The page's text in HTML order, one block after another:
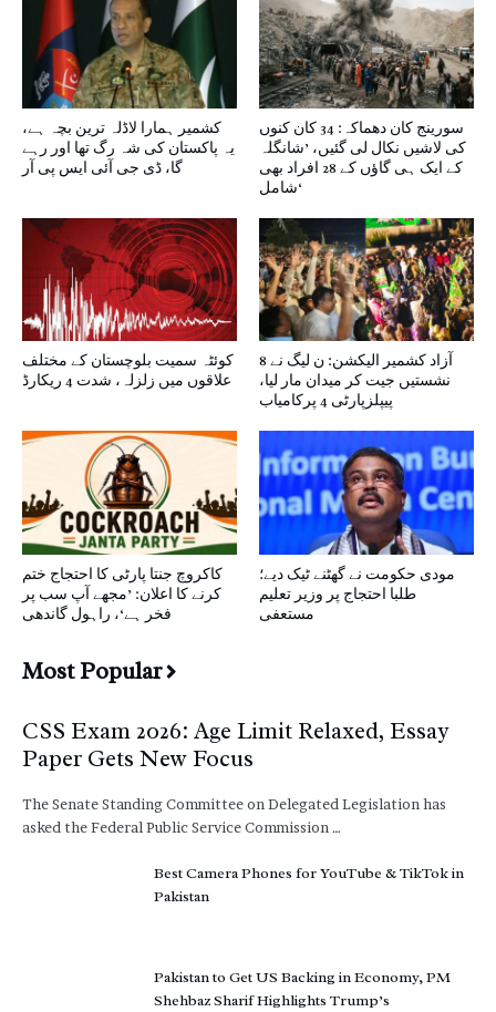
کشمیر ہمارا لاڈلہ ترین بچہ ہے،
یہ پاکستان کی شہ رگ تھا اور رہے
گا، ڈی جی آئی ایس پی آر
سورینج کان دھماکہ: 34 کان کنوں
کی لاشیں نکال لی گئیں، ’شانگلہ
کے ایک ہی گاؤں کے 28 افراد بھی
شامل‘
کوئٹہ سمیت بلوچستان کے مختلف
علاقوں میں زلزلہ، شدت 4 ریکارڈ
آزاد کشمیر الیکشن: ن لیگ نے 8
نشستیں جیت کر میدان مار لیا،
پیپلزپارٹی 4 پرکامیاب
کاکروچ جنتا پارٹی کا احتجاج ختم
کرنے کا اعلان: ’مجھے آپ سب پر
فخر ہے‘، راہول گاندھی
مودی حکومت نے گھٹنے ٹیک دیے؛
طلبا احتجاج پر وزیر تعلیم
مستعفی
Most Popular
CSS Exam 2026: Age Limit Relaxed, Essay
Paper Gets New Focus
The Senate Standing Committee on Delegated Legislation has
asked the Federal Public Service Commission …
Best Camera Phones for YouTube & TikTok in
Pakistan
Pakistan to Get US Backing in Economy, PM
Shehbaz Sharif Highlights Trump’s